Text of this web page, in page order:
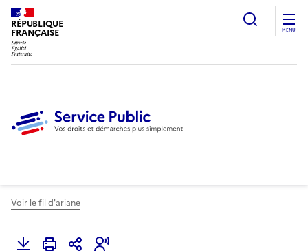
RÉPUBLIQUE
FRANÇAISE
Ouvrir
MENU
Voir le fil d'ariane